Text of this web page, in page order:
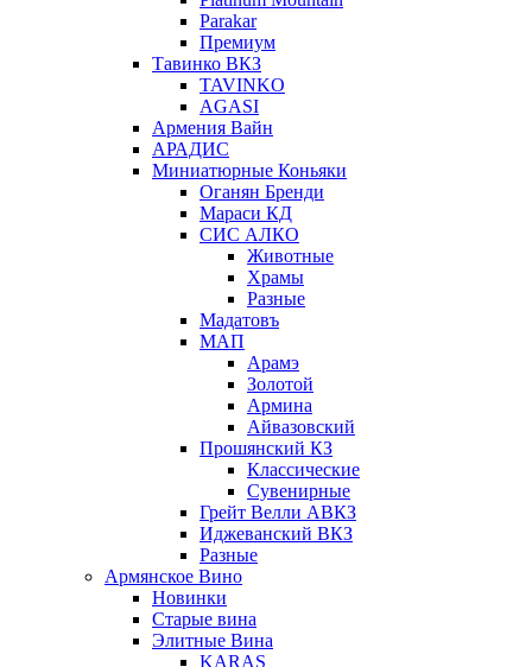
Parakar
Премиум
Тавинко ВКЗ
TAVINKO
AGASI
Армения Вайн
АРАДИС
Миниатюрные Коньяки
Оганян Бренди
Мараси КД
СИС АЛКО
Животные
Храмы
Разные
Мадатовъ
МАП
Арамэ
Золотой
Армина
Айвазовский
Прошянский КЗ
Классические
Сувенирные
Грейт Велли АВКЗ
Иджеванский ВКЗ
Разные
Армянское Вино
Новинки
Старые вина
Элитные Вина
KARAS